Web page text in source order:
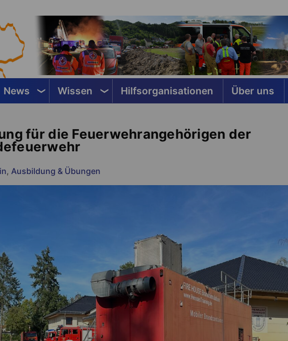
News Wissen Hilfsorganisationen Über uns
für die Feuerwehrangehörigen der
, Ausbildung & Übungen